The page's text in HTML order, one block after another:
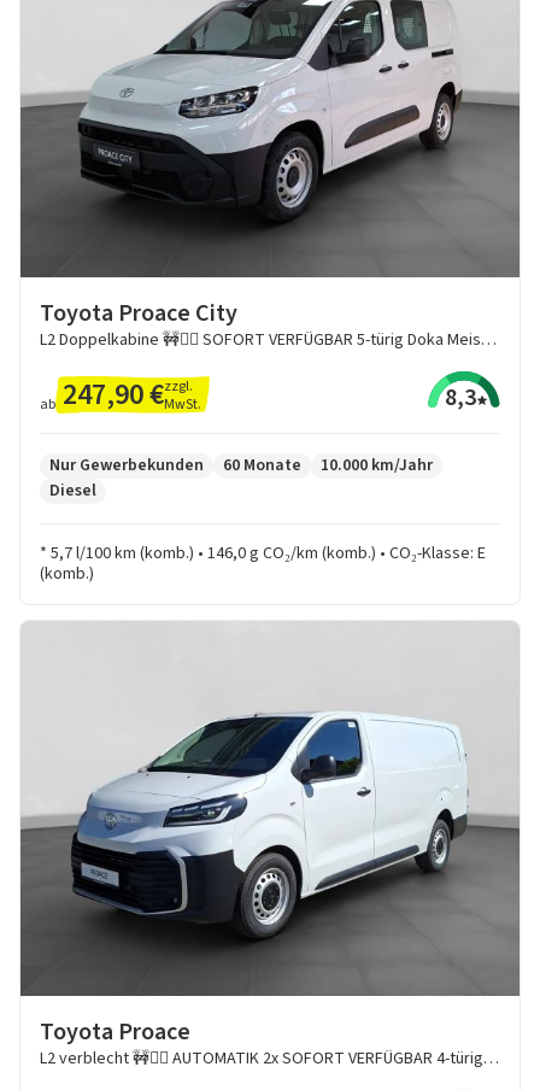
Toyota Proace City
L2 Doppelkabine 🚧👷‍♂️ SOFORT VERFÜGBAR 5-türig Doka Meister 1,5 D-4D 74 KW (102 PS) 🚧👷‍♂️ Hecktüren
ab 247,90 €zzgl.
MwSt.
8,3
Nur Gewerbekunden 60 Monate
10.000 km/Jahr
Diesel
* 5,7 l/100 km (komb.) • 146,0 g CO₂/km (komb.) • CO₂-Klasse: E
(komb.)
Toyota Proace
L2 verblecht 🚧👷‍♂️ AUTOMATIK 2x SOFORT VERFÜGBAR 4-türig Meister 2,2L Diesel 8-Stufen-Automatikgetr